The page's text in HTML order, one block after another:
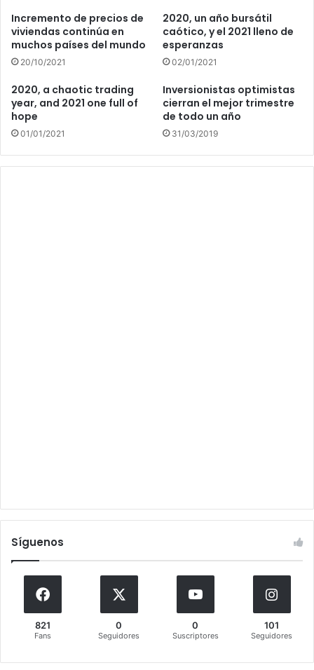
Incremento de precios de
viviendas continúa en
muchos países del mundo
20/10/2021
2020, un año bursátil
caótico, y el 2021 lleno de
esperanzas
02/01/2021
2020, a chaotic trading
year, and 2021 one full of
hope
01/01/2021
Inversionistas optimistas
cierran el mejor trimestre
de todo un año
31/03/2019
Síguenos
821
Fans
0
Seguidores
0
Suscriptores
101
Seguidores